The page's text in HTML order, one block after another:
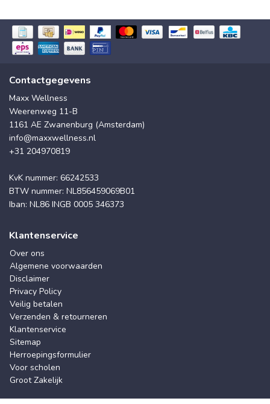
Contactgegevens
Maxx Wellness
Weerenweg 11-B
1161 AE Zwanenburg (Amsterdam)
info@maxxwellness.nl
+31 204970819
KvK nummer: 66242533
BTW nummer: NL856459069B01
Iban: NL86 INGB 0005 346373
Klantenservice
Over ons
Algemene voorwaarden
Disclaimer
Privacy Policy
Veilig betalen
Verzenden & retourneren
Klantenservice
Sitemap
Herroepingsformulier
Voor scholen
Groot Zakelijk